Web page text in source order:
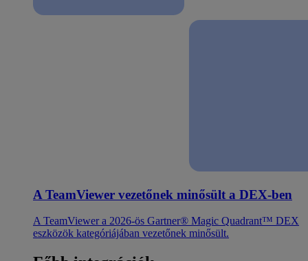
A TeamViewer vezetőnek minősült a DEX-ben
A TeamViewer a 2026-ös Gartner® Magic Quadrant™ DEX
eszközök kategóriájában vezetőnek minősült.